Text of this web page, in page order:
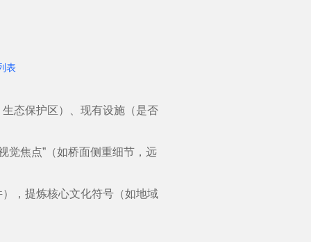
表
态保护区）、现有设施（是否
焦点”（如桥面侧重细节，远
，提炼核心文化符号（如地域